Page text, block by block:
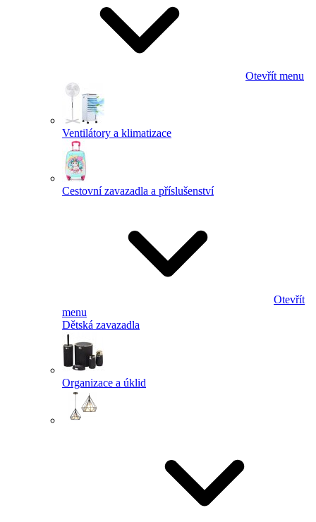
Otevřít menu
Ventilátory a klimatizace
Cestovní zavazadla a příslušenství
Otevřít
menu
Dětská zavazadla
Organizace a úklid